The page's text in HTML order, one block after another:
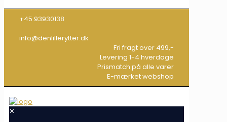
+45 93930138
info@denlillerytter.dk
Fri fragt over 499,-
Levering 1-4 hverdage
Prismatch på alle varer
E-mærket webshop
✕